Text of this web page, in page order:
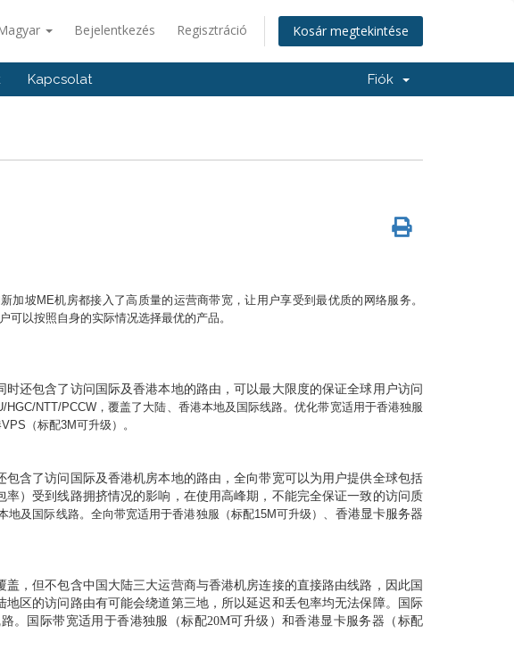
Bejelentkezés Regisztráció Kosár megtekintése
Kapcsolat Fiók
加坡ME机房都接入了高质量的运营商带宽，让用户享受到最优质的网络服务。
以按照自身的实际情况选择最优的产品。
还包含了访问国际及香港本地的路由，可以最大限度的保证全球用户访问
HGC/NTT/PCCW ，覆盖了大陆、香港本地及国际线路。优化带宽适用于香港独服
（标配3M可升级）。
含了访问国际及香港机房本地的路由，全向带宽可以为用户提供全球包括
）受到线路拥挤情况的影响，在使用高峰期，不能完全保证一致的访问质
地及国际线路。全向带宽适用于香港独服（标配15M可升级）、 香港显卡服务器
，但不包含中国大陆三大运营商与香港机房连接的直接路由线路，因此国
区的访问路由有可能会绕道第三地，所以延迟和丢包率均无法保障。国际
。国际带宽适用于香港独服（标配20M可升级）和香港显卡服务器（标配